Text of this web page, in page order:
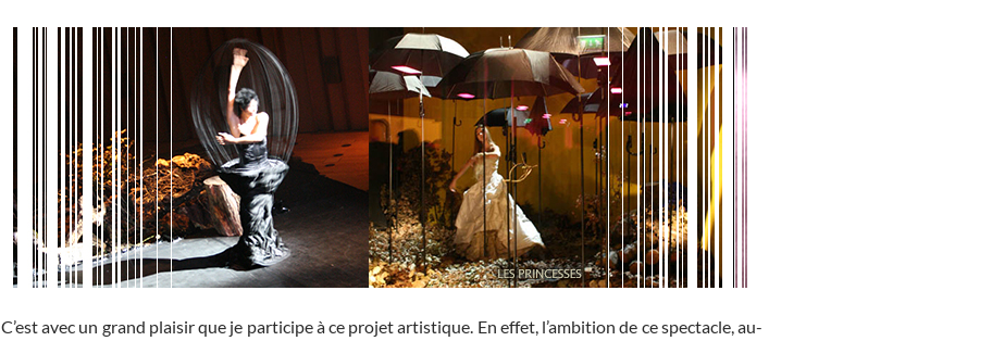
C’est avec un grand plaisir que je participe à ce projet artistique. En effet, l’ambition de ce spectacle, au-